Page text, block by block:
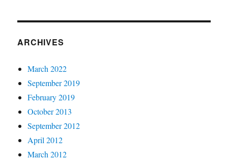
ARCHIVES
March 2022
September 2019
February 2019
October 2013
September 2012
April 2012
March 2012